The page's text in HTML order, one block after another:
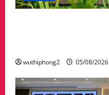
wuthiphong2 05/08/2026